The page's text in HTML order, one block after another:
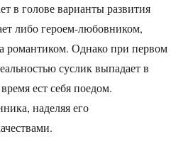
в голове варианты развития
либо героем-любовником,
романтиком. Однако при первом
суслик выпадает в
ест себя поедом.
наделяя его